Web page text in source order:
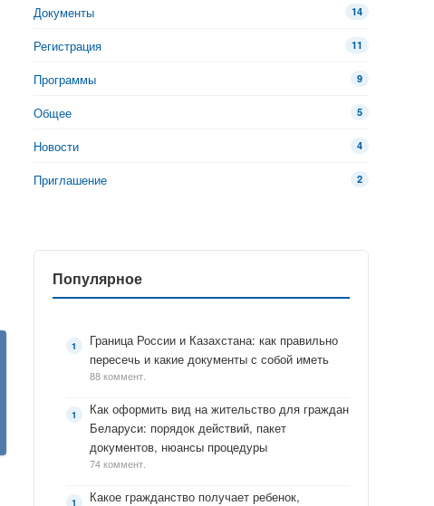
Документы 14
Регистрация 11
Программы 9
Общее 5
Новости 4
Приглашение 2
Популярное
Граница России и Казахстана: как правильно
пересечь и какие документы с собой иметь
88 коммент.
Как оформить вид на жительство для граждан
Беларуси: порядок действий, пакет
документов, нюансы процедуры
74 коммент.
Какое гражданство получает ребенок,